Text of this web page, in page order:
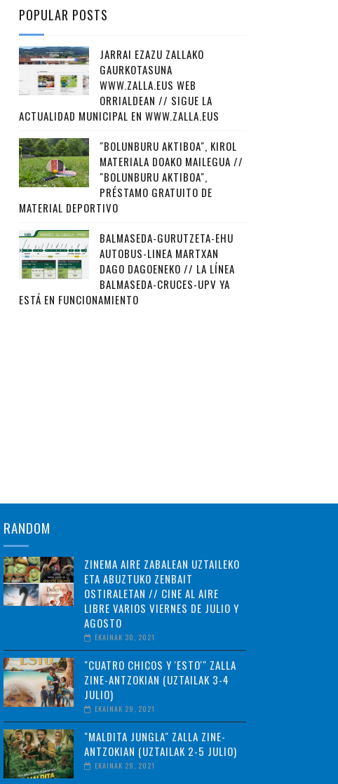
POPULAR POSTS
JARRAI EZAZU ZALLAKO
GAURKOTASUNA
WWW.ZALLA.EUS WEB
ORRIALDEAN // SIGUE LA
ACTUALIDAD MUNICIPAL EN WWW.ZALLA.EUS
"BOLUNBURU AKTIBOA", KIROL
MATERIALA DOAKO MAILEGUA //
"BOLUNBURU AKTIBOA",
PRÉSTAMO GRATUITO DE
MATERIAL DEPORTIVO
BALMASEDA-GURUTZETA-EHU
AUTOBUS-LINEA MARTXAN
DAGO DAGOENEKO // LA LÍNEA
BALMASEDA-CRUCES-UPV YA
ESTÁ EN FUNCIONAMIENTO
RANDOM
ZINEMA AIRE ZABALEAN UZTAILEKO
ETA ABUZTUKO ZENBAIT
OSTIRALETAN // CINE AL AIRE
LIBRE VARIOS VIERNES DE JULIO Y
AGOSTO
EKAINAK 30, 2021
"CUATRO CHICOS Y 'ESTO'" ZALLA
ZINE-ANTZOKIAN (UZTAILAK 3-4
JULIO)
EKAINAK 29, 2021
"MALDITA JUNGLA" ZALLA ZINE-
ANTZOKIAN (UZTAILAK 2-5 JULIO)
EKAINAK 29, 2021